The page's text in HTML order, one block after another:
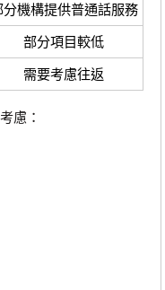
分機構提供普通話服務
部分項目較低
需要考慮往返
慮：